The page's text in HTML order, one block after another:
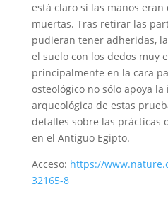
está claro si las manos eran
muertas. Tras retirar las
pudieran tener adheridas,
el suelo con los dedos muy
principalmente en la cara
osteológico no sólo apoya
arqueológica de estas
detalles sobre las prácticas
en el Antiguo Egipto.
Acceso: https://
32165-8